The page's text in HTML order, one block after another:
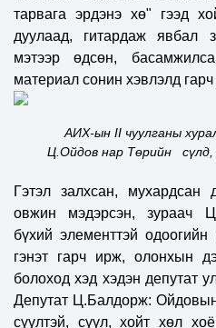
тарвага эрдэнэ хө" гээд
дуулаад, гитардаж явбал
мэтээр өдсөн,
материал сонин хэвлэлд
АИХ-ын II чуулганы
Ц.Ойдов нар Төрийн сүлд,
Гэтэл залхсан, мухардсан
овжин мэдэрсэн, зураач
бүхий элементтэй
гэнэт гарч ирж, олонхын
болоход хэд хэдэн депутат
Депутат Ц.Балдорж:
сүүлтэй, сүүл, хойт хөл